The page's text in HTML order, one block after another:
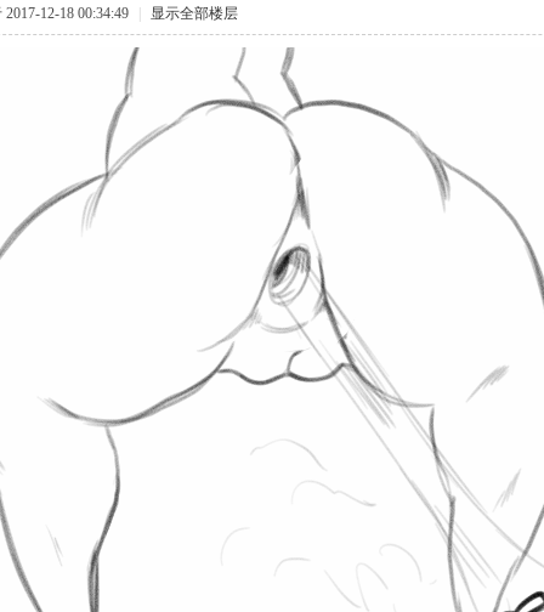
12-18 00:34:49 显示全部楼层